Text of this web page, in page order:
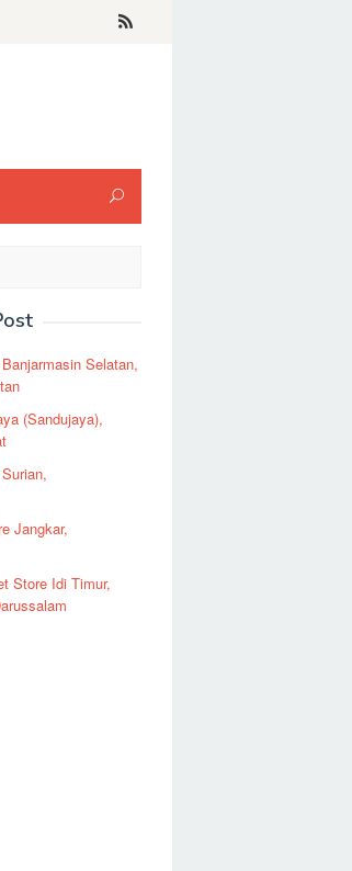
Selatan,
(Sandujaya),
Jangkar,
Store Idi Timur,